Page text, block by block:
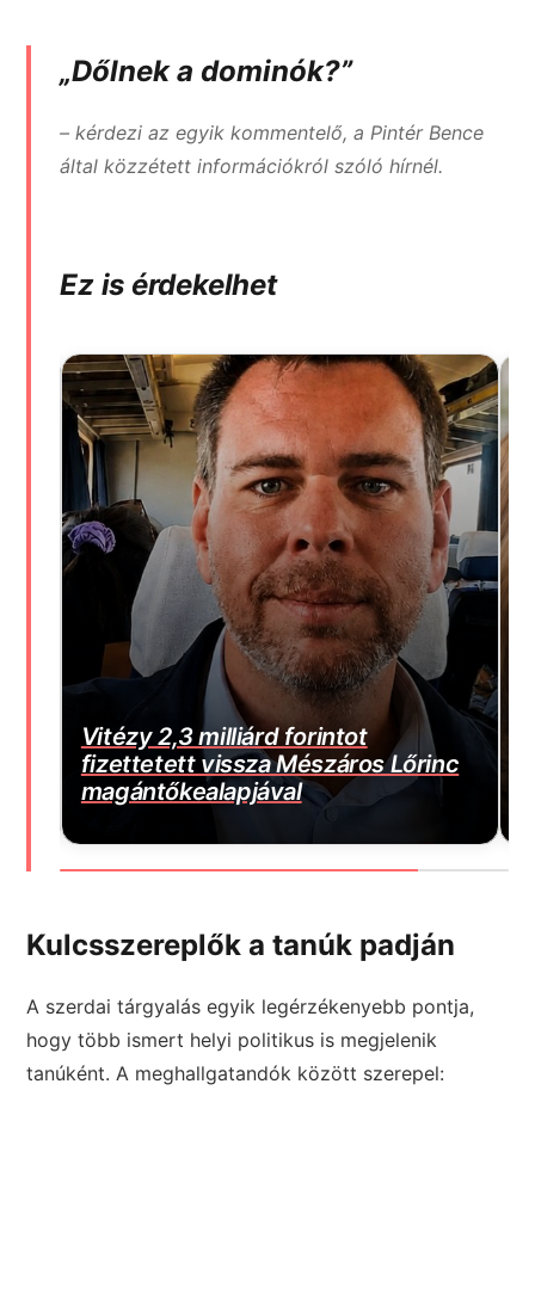
„Dőlnek a dominók?”
– kérdezi az egyik kommentelő, a Pintér Bence
által közzétett információkról szóló hírnél.
Ez is érdekelhet
2,3 milliárd forintot
vissza Mészáros Lőrinc
Borbás
Kulcsszereplők a tanúk padján
A szerdai tárgyalás egyik legérzékenyebb pontja,
hogy több ismert helyi politikus is megjelenik
tanúként. A meghallgatandók között szerepel: